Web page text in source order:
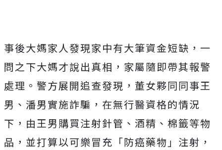
事後大媽家人發現家中有大筆資金短缺，一
問之下大媽才說出真相，家屬隨即帶其報警
處理。警方展開追查發現，董女夥同同事王
男、潘男實施詐騙，在無行醫資格的情況
下，由王男購買注射針管、酒精、棉籤等物
品，並打算以可樂冒充「防癌藥物」注射，